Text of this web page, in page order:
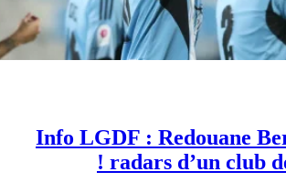
Info LGDF : Redouane
radars d’un club